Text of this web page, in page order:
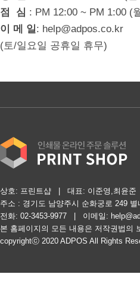
점 심 : PM 12:00 ~ PM 1:00 (
이 메 일: help@adpos.co.kr
(토/일요일 공휴일 휴무)
상호: 프린트샵 | 대표: 이준영,최윤준
주소 : 경기도 남양주시 순화궁로 249
전화: 02-3453-9977 | 이메일:
본 홈페이지의 모든 내용은 저작권법의
copyrightⓒ 2020 ADPOS All Rights